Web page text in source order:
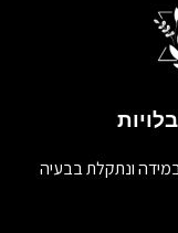
ונתקלת בבעיה